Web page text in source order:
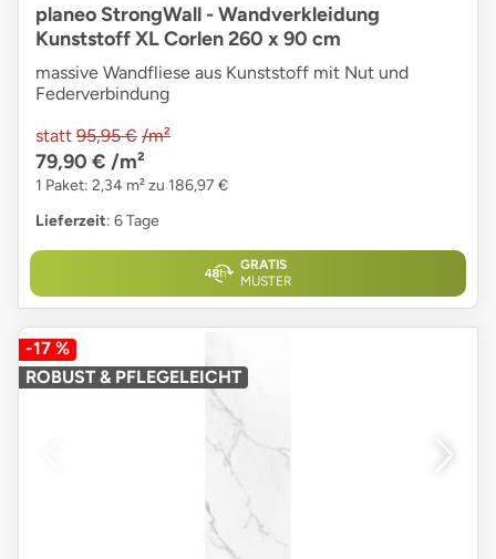
planeo StrongWall - Wandverkleidung
Kunststoff XL Corlen 260 x 90 cm
massive Wandfliese aus Kunststoff mit Nut und
Federverbindung
statt 95,95 € /m²
79,90 € /m²
1 Paket: 2,34 m² zu 186,97 €
Lieferzeit: 6 Tage
GRATIS
MUSTER
-17 %
ROBUST & PFLEGELEICHT